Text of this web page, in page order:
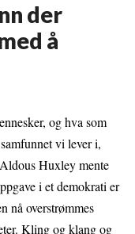
der
å
og hva som
vi lever i,
Huxley mente
i et demokrati er
nå overstrømmes
Kling og klang og